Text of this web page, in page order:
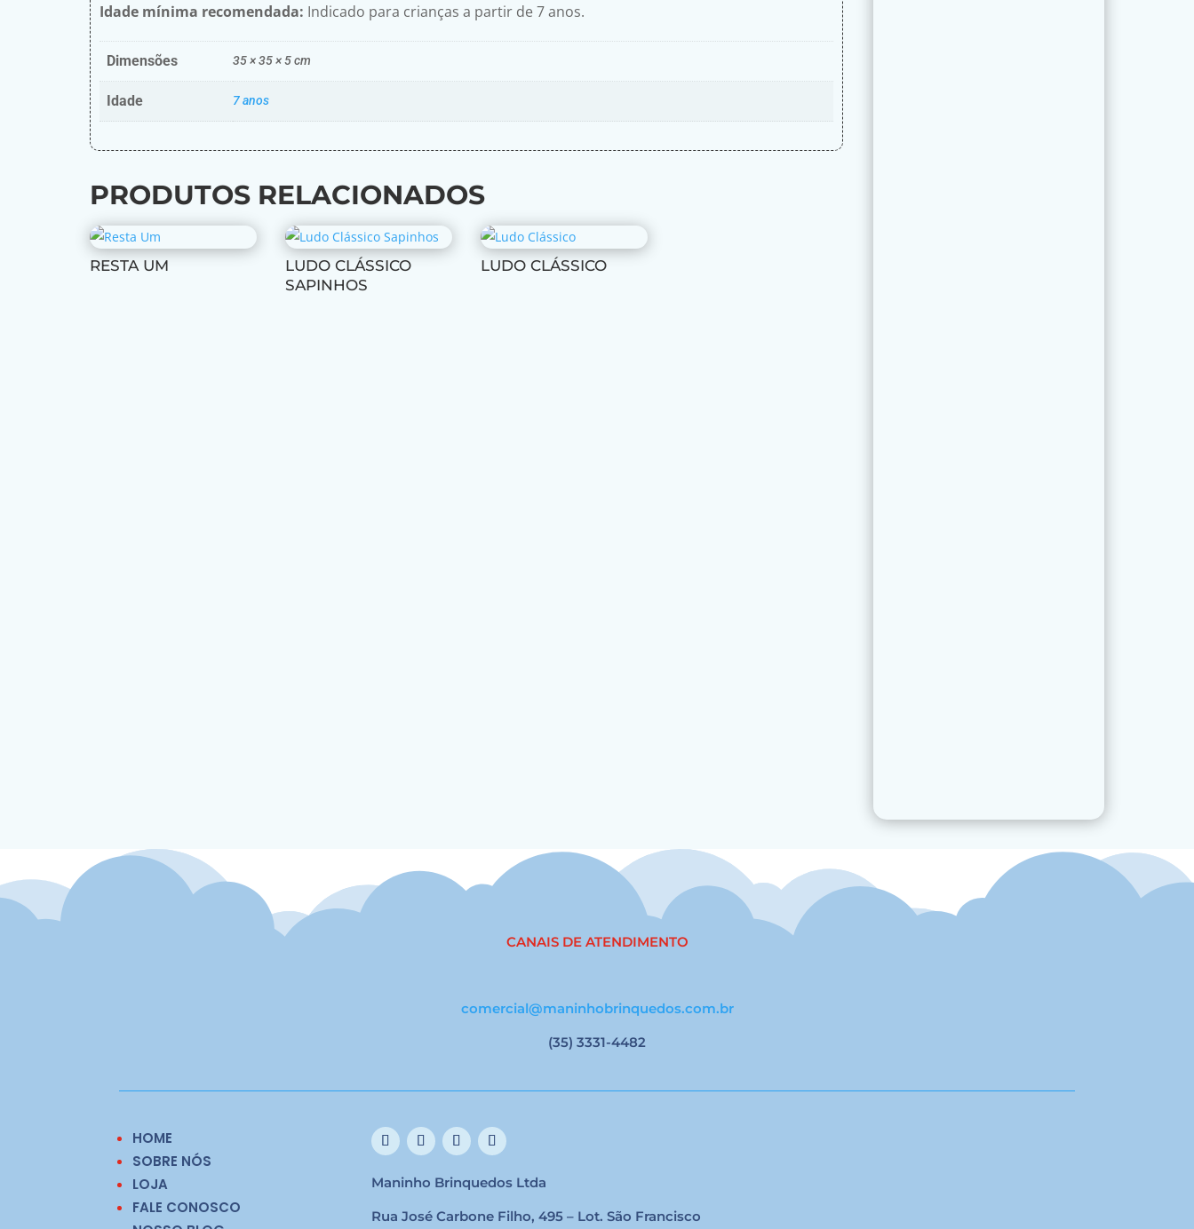
Idade mínima recomendada: Indicado para crianças a partir de 7 anos.
Dimensões 35 × 35 × 5 cm
Idade 7 anos
PRODUTOS RELACIONADOS
RESTA UM
LUDO CLÁSSICO
SAPINHOS
LUDO CLÁSSICO
CANAIS DE ATENDIMENTO
comercial@maninhobrinquedos.com.br
(35) 3331-4482
HOME
SOBRE NÓS
LOJA
FALE CONOSCO
Maninho Brinquedos Ltda
Rua José Carbone Filho, 495 – Lot. São Francisco